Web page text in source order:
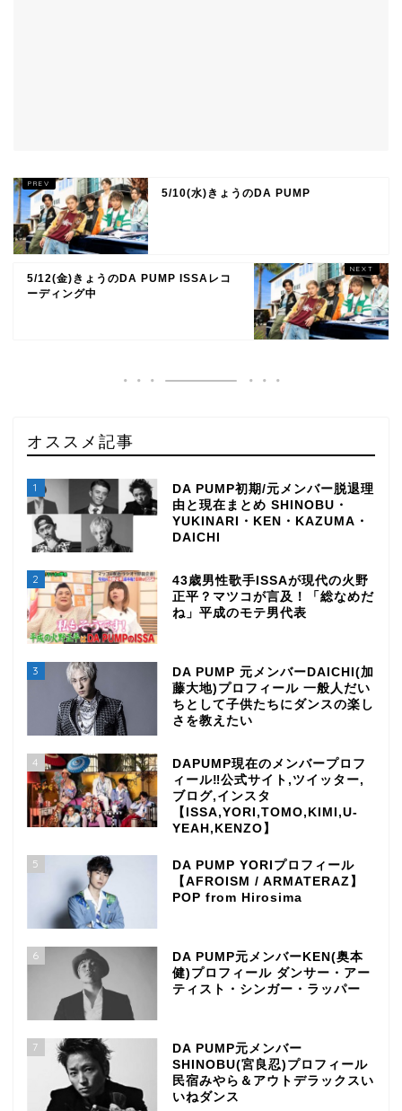
5/10(水)きょうのDA PUMP
5/12(金)きょうのDA PUMP ISSAレコ
ーディング中
オススメ記事
1
DA PUMP初期/元メンバー脱退理
由と現在まとめ SHINOBU・
YUKINARI・KEN・KAZUMA・
DAICHI
2
43歳男性歌手ISSAが現代の火野
正平？マツコが言及！「総なめだ
ね」平成のモテ男代表
3
DA PUMP 元メンバーDAICHI(加
藤大地)プロフィール 一般人だい
ちとして子供たちにダンスの楽し
さを教えたい
4
DAPUMP現在のメンバープロフ
ィール‼公式サイト,ツイッター,
ブログ,インスタ
【ISSA,YORI,TOMO,KIMI,U-
YEAH,KENZO】
5
DA PUMP YORIプロフィール
【AFROISM / ARMATERAZ】
POP from Hirosima
6
DA PUMP元メンバーKEN(奥本
健)プロフィール ダンサー・アー
ティスト・シンガー・ラッパー
7
DA PUMP元メンバー
SHINOBU(宮良忍)プロフィール
民宿みやら＆アウトデラックスい
いねダンス